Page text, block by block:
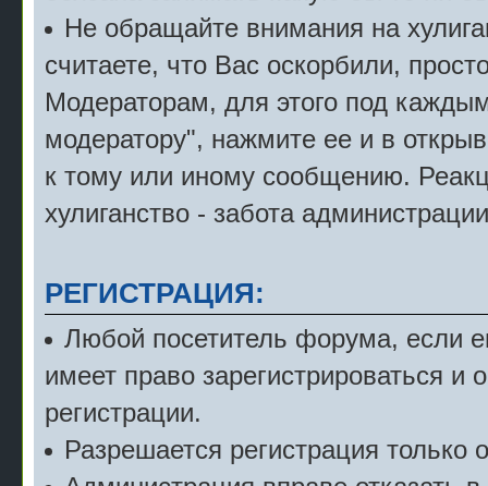
Не обращайте внимания на
считаете, что Вас оскорбили,
Модераторам, для этого под
модератору", нажмите ее и в
к тому или иному сообщению.
хулиганство - забота
РЕГИСТРАЦИЯ:
Любой посетитель форума, если
имеет право зарегистрироваться и
регистрации.
Разрешается регистрация только